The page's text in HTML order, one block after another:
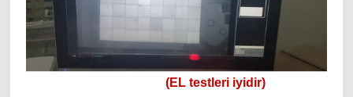
(EL testleri iyidir)